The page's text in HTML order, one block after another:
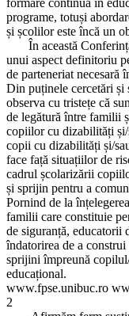
formare continuă în
programe, totuși
și școlilor este încă un
În această Conferință
unui aspect definitoriu
de parteneriat necesară
Din puținele cercetări
observa cu tristețe că
de legătură între familii
copiilor cu dizabilități
copii cu dizabilități și/
face față situațiilor de
cadrul școlarizării
și sprijin pentru a
Pornind de la
familii care constituie
de siguranță, educatorii
îndatorirea de a
sprijini împreună
educațional.
www.fpse.unibuc.ro
2